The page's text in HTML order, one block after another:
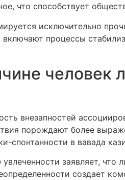
что способствует
исключительно
процессы
человек
внезапностей
порождают более
спонтанности в вавада
увлеченности заявляет,
создает